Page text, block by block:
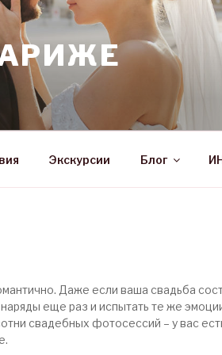
Экскурсии Блог
Даже если ваша свадьба
еще раз и испытать те же
свадебных фотосессий – у вас